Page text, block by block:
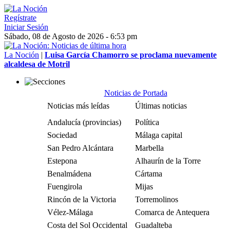
Regístrate
Iniciar Sesión
Sábado, 08 de Agosto de 2026 - 6:53 pm
La Noción | Luisa García Chamorro se proclama nuevamente
alcaldesa de Motril
Noticias de Portada
Noticias más leídas
Últimas noticias
Andalucía (provincias)
Política
Sociedad
Málaga capital
San Pedro Alcántara
Marbella
Estepona
Alhaurín de la Torre
Benalmádena
Cártama
Fuengirola
Mijas
Rincón de la Victoria
Torremolinos
Vélez-Málaga
Comarca de Antequera
Costa del Sol Occidental
Guadalteba